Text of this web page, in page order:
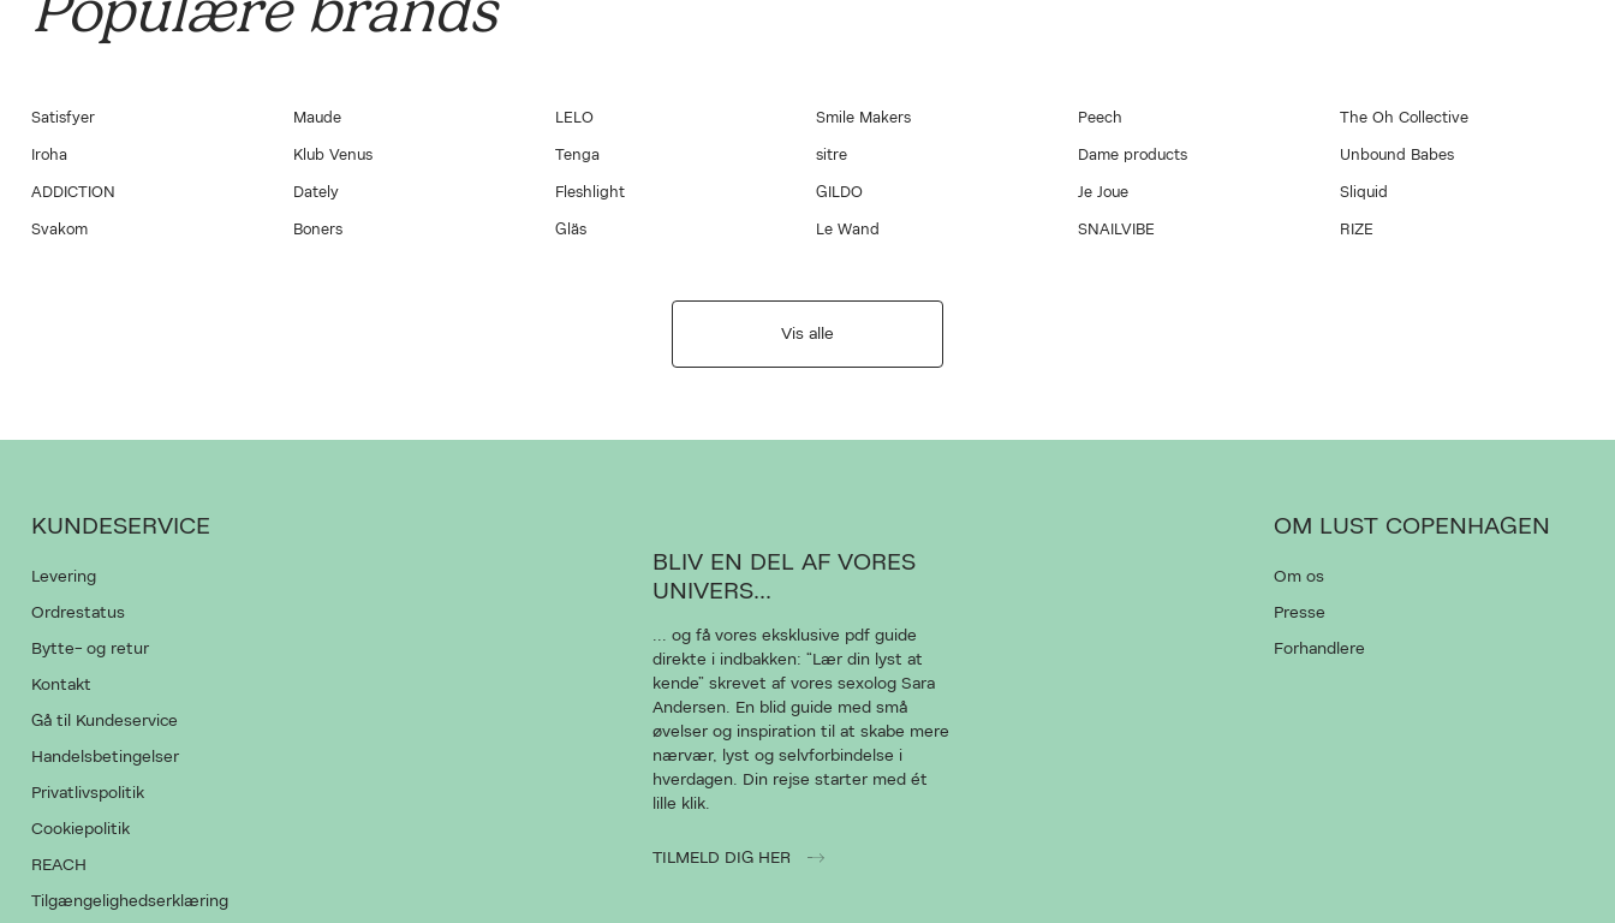
Satisfyer Maude LELO Smile Makers Peech The Oh Collective
Iroha Klub Venus Tenga sitre Dame products Unbound Babes
ADDICTION Dately Fleshlight GILDO Je Joue Sliquid
Svakom Boners Gläs Le Wand SNAILVIBE RIZE
Vis alle
KUNDESERVICE
Levering
Ordrestatus
Bytte- og retur
Kontakt
Gå til Kundeservice
Handelsbetingelser
Privatlivspolitik
Cookiepolitik
REACH
Tilgængelighedserklæring
BLIV EN DEL AF VORES
UNIVERS...
... og få vores eksklusive pdf guide
direkte i indbakken: “Lær din lyst at
kende” skrevet af vores sexolog Sara
Andersen. En blid guide med små
øvelser og inspiration til at skabe mere
nærvær, lyst og selvforbindelse i
hverdagen. Din rejse starter med ét
lille klik.
TILMELD DIG HER
OM LUST COPENHAGEN
Om os
Presse
Forhandlere